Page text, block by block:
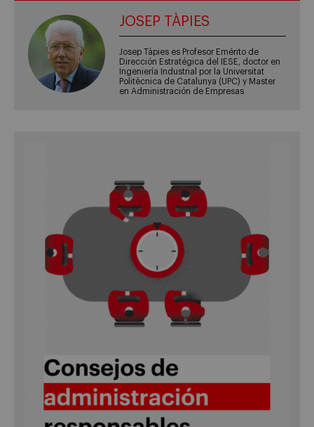
JOSEP TÀPIES
Josep Tàpies es Profesor Emérito de
Dirección Estratégica del IESE, doctor en
Ingeniería Industrial por la Universitat
Politècnica de Catalunya (UPC) y Master
en Administración de Empresas